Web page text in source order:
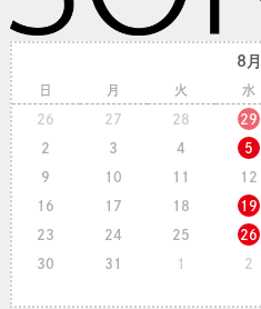
8月
日 月 火 水
26 27 28 29
2 3 4 5
9 10 11 12
16 17 18 19
23 24 25 26
30 31 1 2